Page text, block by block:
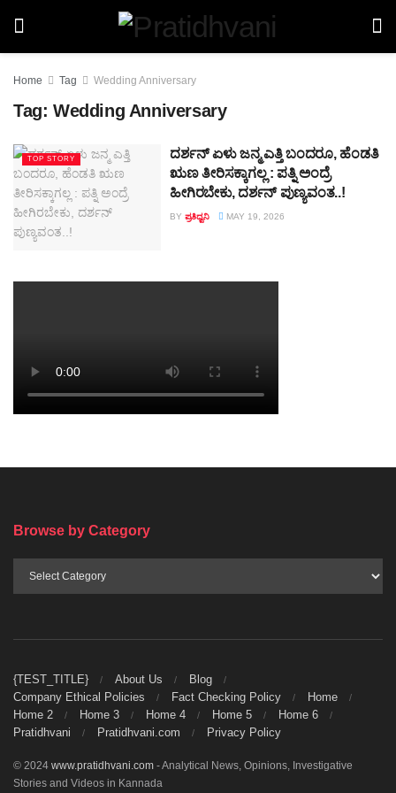
Home Tag Wedding Anniversary
Tag: Wedding Anniversary
TOP STORY
ದರ್ಶನ್‌ ಏಳು ಜನ್ಮ ಎತ್ತಿ ಬಂದರೂ, ಹೆಂಡತಿ
ಋಣ ತೀರಿಸಕ್ಕಾಗಲ್ಲ : ಪತ್ನಿ ಅಂದ್ರೆ
ಹೀಗಿರಬೇಕು, ದರ್ಶನ್‌ ಪುಣ್ಯವಂತ..!
BY ಪ್ರತಿಧ್ವನಿ MAY 19, 2026
Browse by Category
{TEST_TITLE} About Us
Blog
Company Ethical Policies
Fact Checking Policy
Home
Home 2
Home 3 Home 4 Home 5
Home 6
Pratidhvani
Pratidhvani.com Privacy Policy
© 2024 www.pratidhvani.com - Analytical News, Opinions, Investigative
Stories and Videos in Kannada